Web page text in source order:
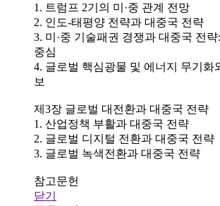
1. 트럼프 2기의 미·중 관계 전망
2. 인도-태평양 전략과 대중국 전략
3. 미·중 기술패권 경쟁과 대중국 전략
중심
4. 글로벌 핵심광물 및 에너지 무기화
보
제3장 글로벌 대전환과 대중국 전략
1. 산업정책 부활과 대중국 전략
2. 글로벌 디지털 전환과 대중국 전략
3. 글로벌 녹색전환과 대중국 전략
참고문헌
닫기